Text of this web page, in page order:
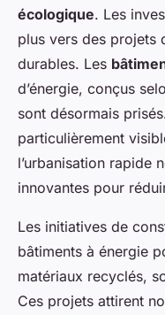
écologique. Les
plus vers des projets
durables. Les
d’énergie, conçus
sont désormais
particulièrement
l’urbanisation rapide
innovantes pour
Les initiatives de
bâtiments à énergie
matériaux recyclés,
Ces projets attirent